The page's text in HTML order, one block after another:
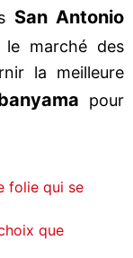
San Antonio
marché des
la meilleure
pour
folie qui se
que